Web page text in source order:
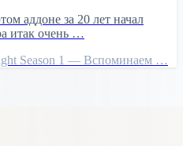
аддоне за 20 лет начал
итак очень …
Season 1 — Вспоминаем …